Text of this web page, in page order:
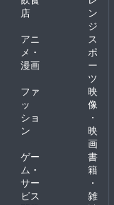
店
ン
ジ
アニ
メ・
漫画
ス
ポ
ー
ツ
ファ
ッ
ショ
ン
映
像
・
映
画
ゲー
ム・
サー
ビス
書
籍
・
雑